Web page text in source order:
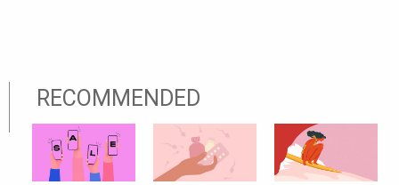
RECOMMENDED